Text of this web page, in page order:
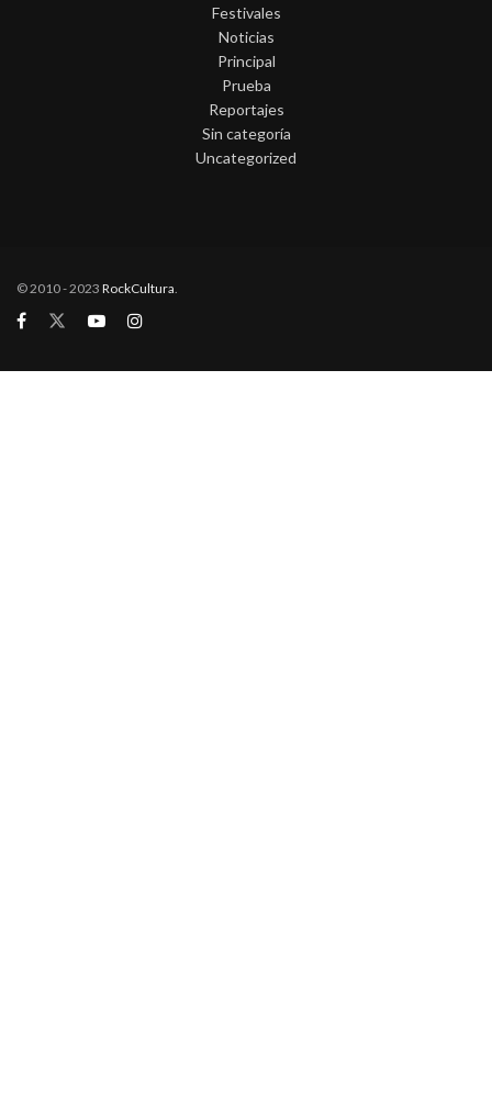
Festivales
Noticias
Principal
Prueba
Reportajes
Sin categoría
Uncategorized
© 2010 - 2023 RockCultura.